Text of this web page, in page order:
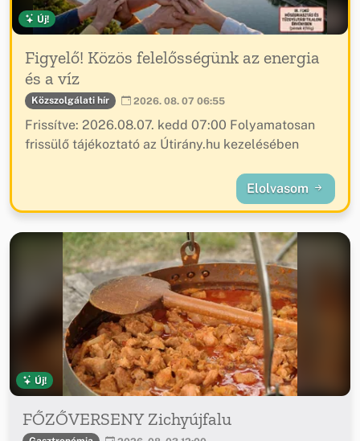
Új!
Figyelő! Közös felelősségünk az energia
és a víz
Közszolgálati hír 2026. 08. 07 06:55
Frissítve: 2026.08.07. kedd 07:00 Folyamatosan
frissülő tájékoztató az Útirány.hu kezelésében
Elolvasom
Új!
FŐZŐVERSENY Zichyújfalu